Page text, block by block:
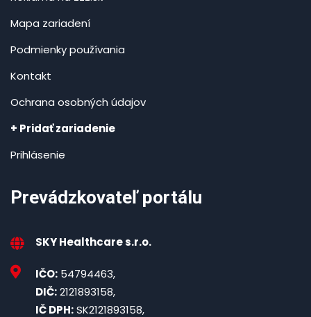
Mapa zariadení
Podmienky používania
Kontakt
Ochrana osobných údajov
+ Pridať zariadenie
Prihlásenie
Prevádzkovateľ portálu
SKY Healthcare s.r.o.
IČO: 54794463,
DIČ:2121893158,
IČ DPH:SK2121893158,